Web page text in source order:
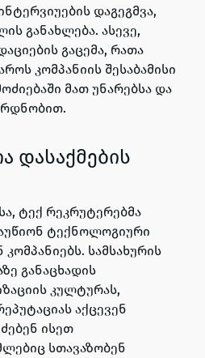
დაგეგმვა,
განახლება. ასევე,
გაცემა, რათა
კომპანიის შესაბამისი
მათ უნარებსა და
დასაქმების
ტექ რეკრუტერებმა
ტექნოლოგიური
კომპანიებს. სამსახურის
განაცხადის
კულტურას,
აქცევენ
ისეთ
სთავაზობენ